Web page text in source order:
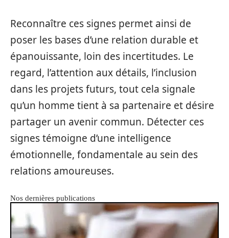
Reconnaître ces signes permet ainsi de
poser les bases d’une relation durable et
épanouissante, loin des incertitudes. Le
regard, l’attention aux détails, l’inclusion
dans les projets futurs, tout cela signale
qu’un homme tient à sa partenaire et désire
partager un avenir commun. Détecter ces
signes témoigne d’une intelligence
émotionnelle, fondamentale au sein des
relations amoureuses.
Nos dernières publications